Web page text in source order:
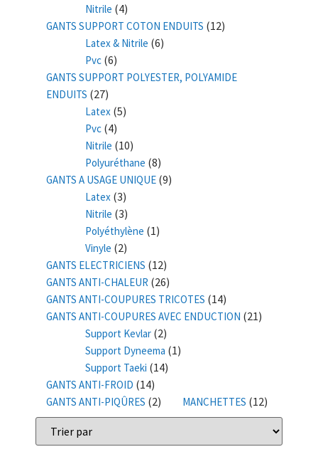
Nitrile (4)
GANTS SUPPORT COTON ENDUITS (12)
Latex & Nitrile (6)
Pvc (6)
GANTS SUPPORT POLYESTER, POLYAMIDE
ENDUITS (27)
Latex (5)
Pvc (4)
Nitrile (10)
Polyuréthane (8)
GANTS A USAGE UNIQUE (9)
Latex (3)
Nitrile (3)
Polyéthylène (1)
Vinyle (2)
GANTS ELECTRICIENS (12)
GANTS ANTI-CHALEUR (26)
GANTS ANTI-COUPURES TRICOTES (14)
GANTS ANTI-COUPURES AVEC ENDUCTION (21)
Support Kevlar (2)
Support Dyneema (1)
Support Taeki (14)
GANTS ANTI-FROID (14)
GANTS ANTI-PIQÛRES (2) MANCHETTES (12)